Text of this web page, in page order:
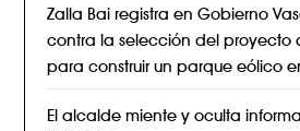
Zalla Bai registra en Gobierno
contra la selección del proyecto
para construir un parque eólico
El alcalde miente y oculta